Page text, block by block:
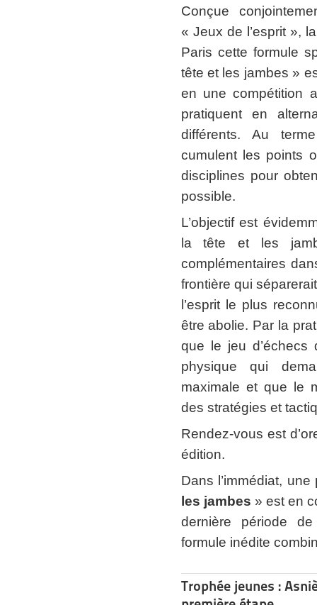
Conçue
« Jeux de l’esprit »,
Paris cette formule
tête et les jambes »
en une compétition
pratiquent en
différents. Au
cumulent les points
disciplines pour
possible.
L’objectif est
la tête et les
complémentaires
frontière qui
l’esprit le plus
être abolie. Par la
que le jeu d’échecs
physique qui
maximale et que le
des stratégies et
Rendez-vous est
édition.
Dans l’immédiat,
les jambes » est en
dernière période
formule inédite
Trophée jeunes :